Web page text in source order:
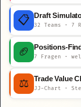
📋 Draft
🏈 Positions-
⚖️ Trade Value